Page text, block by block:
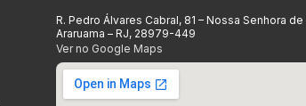
R. Pedro Álvares Cabral, 81 – Nossa Senhora
Araruama – RJ, 28979-449
Ver no Google Maps